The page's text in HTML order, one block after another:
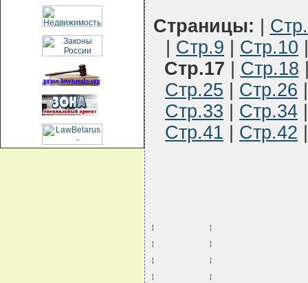
Страницы:
Стр.9 Стр.10
Стр.17
Стр.18
Стр.25
Стр.26
Стр.33
Стр.34
Стр.41
Стр.42
¦           ¦
¦           ¦
¦           ¦
¦           ¦